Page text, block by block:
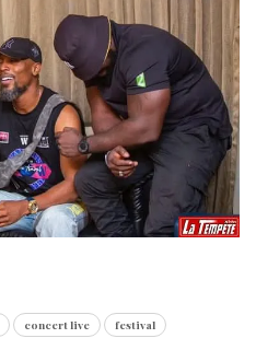
concert live
festival